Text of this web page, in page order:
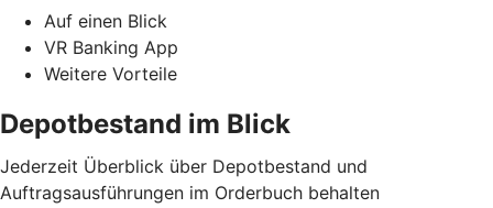
Auf einen Blick
VR Banking App
Weitere Vorteile
Depotbestand im Blick
Jederzeit Überblick über Depotbestand und
Auftragsausführungen im Orderbuch behalten